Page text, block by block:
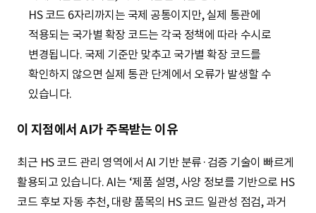
HS 코드 6자리까지는 국제 공통이지만, 실제 통관에
적용되는 국가별 확장 코드는 각국 정책에 따라 수시로
변경됩니다. 국제 기준만 맞추고 국가별 확장 코드를
확인하지 않으면 실제 통관 단계에서 오류가 발생할 수
있습니다.
이 지점에서 AI가 주목받는 이유
최근 HS 코드 관리 영역에서 AI 기반 분류·검증 기술이 빠르게
활용되고 있습니다. AI는 ‘제품 설명, 사양 정보를 기반으로 HS
코드 후보 자동 추천, 대량 품목의 HS 코드 일관성 점검, 과거